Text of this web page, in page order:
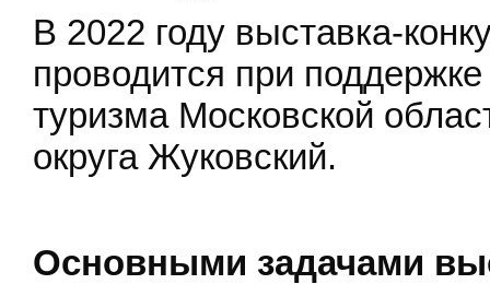
В 2022 году выставка-
проводится при
туризма Московской
округа Жуковский.
Основными задачами